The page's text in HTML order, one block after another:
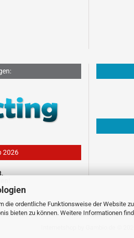
die ordentliche Funktionsweise der Website
bieten zu können. Weitere Informationen
2026